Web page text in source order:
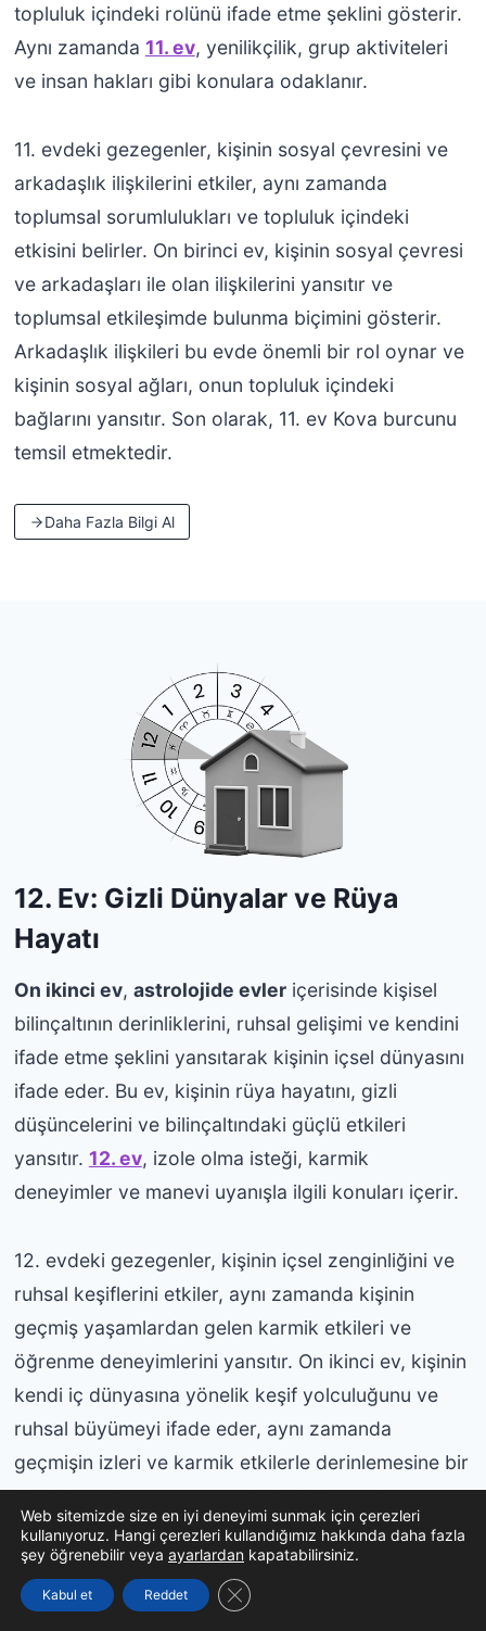
topluluk içindeki rolünü ifade etme şeklini gösterir.
Aynı zamanda 11. ev, yenilikçilik, grup aktiviteleri
ve insan hakları gibi konulara odaklanır.
11. evdeki gezegenler, kişinin sosyal çevresini ve
arkadaşlık ilişkilerini etkiler, aynı zamanda
toplumsal sorumlulukları ve topluluk içindeki
etkisini belirler. On birinci ev, kişinin sosyal çevresi
ve arkadaşları ile olan ilişkilerini yansıtır ve
toplumsal etkileşimde bulunma biçimini gösterir.
Arkadaşlık ilişkileri bu evde önemli bir rol oynar ve
kişinin sosyal ağları, onun topluluk içindeki
bağlarını yansıtır. Son olarak, 11. ev Kova burcunu
temsil etmektedir.
Daha Fazla Bilgi Al
12. Ev: Gizli Dünyalar ve Rüya
Hayatı
On ikinci ev, astrolojide evleriçerisinde kişisel
bilinçaltının derinliklerini, ruhsal gelişimi ve kendini
ifade etme şeklini yansıtarak kişinin içsel dünyasını
ifade eder. Bu ev, kişinin rüya hayatını, gizli
düşüncelerini ve bilinçaltındaki güçlü etkileri
yansıtır. 12. ev, izole olma isteği, karmik
deneyimler ve manevi uyanışla ilgili konuları içerir.
12. evdeki gezegenler, kişinin içsel zenginliğini ve
ruhsal keşiflerini etkiler, aynı zamanda kişinin
geçmiş yaşamlardan gelen karmik etkileri ve
öğrenme deneyimlerini yansıtır. On ikinci ev, kişinin
kendi iç dünyasına yönelik keşif yolculuğunu ve
ruhsal büyümeyi ifade eder, aynı zamanda
geçmişin izleri ve karmik etkilerle derinlemesine bir
ilişkiyi temsil eder. Bu ev, gizli düşüncelerin ve
bilinçaltının derinliklerine inme isteğiyle
ilişkilendirilir ve insanın kendini ifade etme şeklini
belirler. Son olarak, 12. ev Balık burcunu temsil
Web sitemizde size en iyi deneyimi sunmak için çerezleri
kullanıyoruz. Hangi çerezleri kullandığımız hakkında daha fazla
şey öğrenebilir veya ayarlardan kapatabilirsiniz.
Kabul et Reddet GDPR çerez şeridini kapat